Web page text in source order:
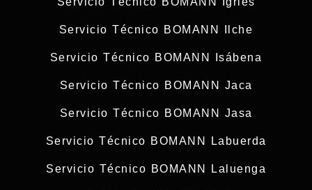
Servicio Técnico BOMANN Ilche
Servicio Técnico BOMANN Isábena
Servicio Técnico BOMANN Jaca
Servicio Técnico BOMANN Jasa
Servicio Técnico BOMANN Labuerda
Servicio Técnico BOMANN Laluenga